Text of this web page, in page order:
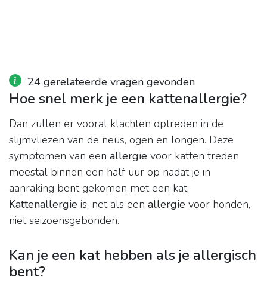
24 gerelateerde vragen gevonden
Hoe snel merk je een kattenallergie?
Dan zullen er vooral klachten optreden in de
slijmvliezen van de neus, ogen en longen. Deze
symptomen van een allergie voor katten treden
meestal binnen een half uur op nadat je in
aanraking bent gekomen met een kat.
Kattenallergie is, net als een allergie voor honden,
niet seizoensgebonden.
Kan je een kat hebben als je allergisch
bent?